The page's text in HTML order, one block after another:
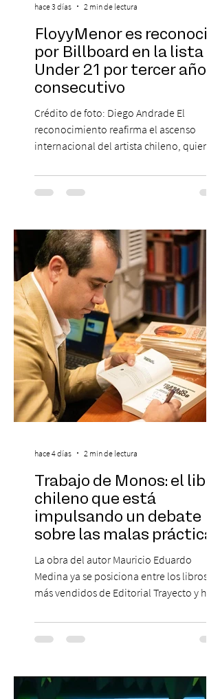
FloyyMenor es reconocido
por Billboard en la lista 21
Under 21 por tercer año
consecutivo
Crédito de foto: Diego Andrade El
reconocimiento reafirma el ascenso
internacional del artista chileno, quien
en la escena global. MIAMI, FL (3 de agosto
de 2026) — FloyyMenor ha sido
Under 21 por tercer año consecutivo,
formando parte una vez más de la
selección anual de la publicación que
destaca a los artistas menores de 21 años
más influyentes de la industria musical.
Este reconocimiento reaf
hace 3 días 2 min de lectura
Trabajo de Monos: el libro
chileno que está
impulsando un debate
sobre las malas prácticas
laborales y el futuro del
trabajo
La obra del autor Mauricio Eduardo
Medina ya se posiciona entre los libros
más vendidos de Editorial Trayecto y ha
para mejorar los procesos de selección
laboral en Chile. En un contexto donde el
experiencias laborales forman parte de la
realidad de miles de trabajadores, Trabajo
hace 4 días 2 min de lectura